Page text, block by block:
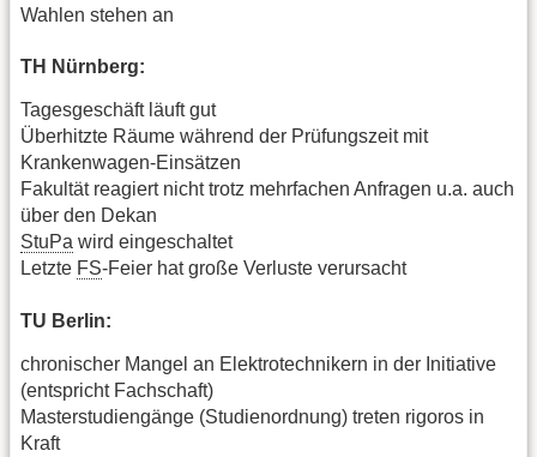
Wahlen stehen an
TH Nürnberg:
Tagesgeschäft läuft gut
Überhitzte Räume während der Prüfungszeit mit
Krankenwagen-Einsätzen
Fakultät reagiert nicht trotz mehrfachen Anfragen u.a. auch
über den Dekan
StuPa wird eingeschaltet
Letzte FS-Feier hat große Verluste verursacht
TU Berlin:
chronischer Mangel an Elektrotechnikern in der Initiative
(entspricht Fachschaft)
Masterstudiengänge (Studienordnung) treten rigoros in
Kraft